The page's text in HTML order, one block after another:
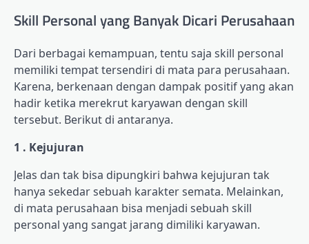
Skill Personal yang Banyak Dicari Perusahaan
Dari berbagai kemampuan, tentu saja skill personal
memiliki tempat tersendiri di mata para perusahaan.
Karena, berkenaan dengan dampak positif yang akan
hadir ketika merekrut karyawan dengan skill
tersebut. Berikut di antaranya.
1 . Kejujuran
Jelas dan tak bisa dipungkiri bahwa kejujuran tak
hanya sekedar sebuah karakter semata. Melainkan,
di mata perusahaan bisa menjadi sebuah skill
personal yang sangat jarang dimiliki karyawan.